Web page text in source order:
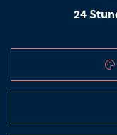
24